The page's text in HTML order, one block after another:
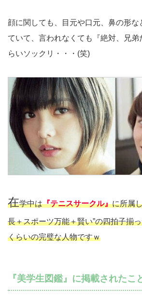
顔に関しても、目元や口元、鼻の形
ていて、言われなくても『絶対、兄弟
らいソックリ・・・(笑)
在学中は『テニスサークル』に所属
長＋スポーツ万能＋賢い”の四拍子揃
くらいの完璧な人物ですｗ
『美学生図鑑』に掲載されたこ